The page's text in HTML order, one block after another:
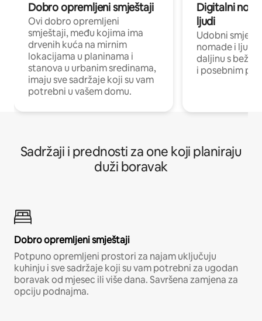
Dobro opremljeni smještaji
Ovi dobro opremljeni
smještaji, među kojima ima
drvenih kuća na mirnim
lokacijama u planinama i
stanova u urbanim sredinama,
imaju sve sadržaje koji su vam
potrebni u vašem domu.
Digitalni
ljudi
Udobni
nomade i ljude
daljinu s
i posebnim
Sadržaji i prednosti za one koji planiraju
duži boravak
Dobro opremljeni smještaji
Potpuno opremljeni prostori za najam uključuju
kuhinju i sve sadržaje koji su vam potrebni za ugodan
boravak od mjesec ili više dana. Savršena zamjena za
opciju podnajma.